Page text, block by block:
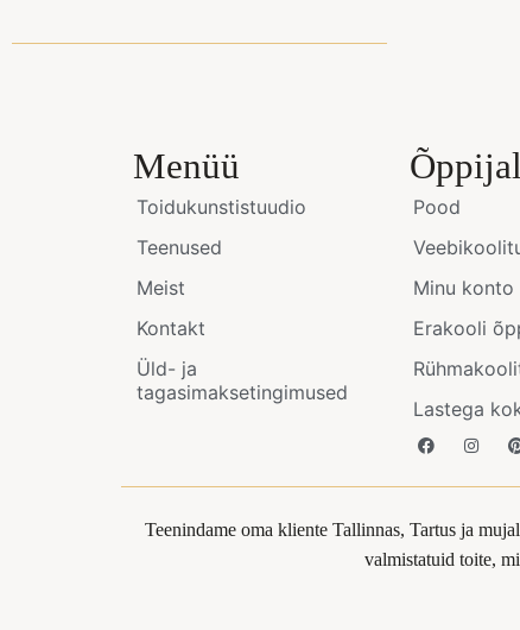
Menüü
Toidukunstistuudio
Teenused
Meist
Kontakt
Üld- ja
tagasimaksetingimused
Pood
Minu konto
Erakooli
Lastega
Teenindame oma kliente Tallinnas, Tartus ja
valmistatuid toite,